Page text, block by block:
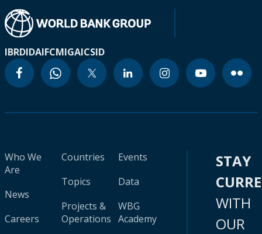
IBRDIDAIFCMIGAICSID
Who We
Are
News
Careers
Countries
Topics
Projects &
Operations
Events
Data
WBG
Academy
STAY
WITH
OUR